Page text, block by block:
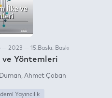
2023 — 15.Baskı. Baskı
Yöntemleri
Ahmet Çoban
Yayıncılık